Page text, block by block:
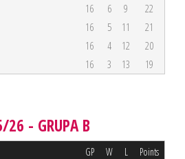
16 6 9
22
16 5 11
21
16 4 12
20
16 3 13 19
26 - GRUPA B
GP W L Points